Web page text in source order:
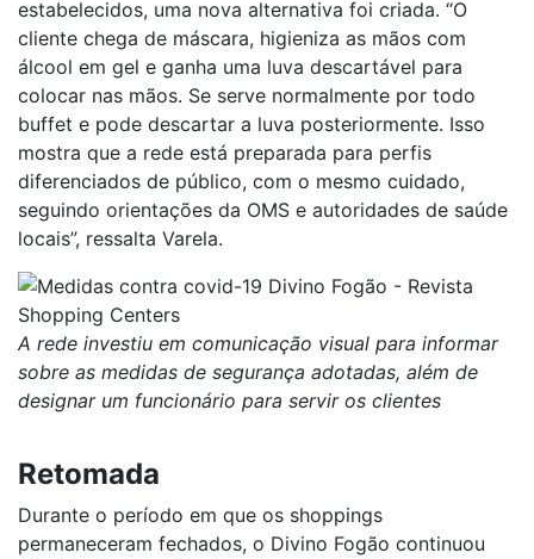
estabelecidos, uma nova alternativa foi criada. “O
cliente chega de máscara, higieniza as mãos com
álcool em gel e ganha uma luva descartável para
colocar nas mãos. Se serve normalmente por todo
buffet e pode descartar a luva posteriormente. Isso
mostra que a rede está preparada para perfis
diferenciados de público, com o mesmo cuidado,
seguindo orientações da OMS e autoridades de saúde
locais”, ressalta Varela.
A rede investiu em comunicação visual para informar
sobre as medidas de segurança adotadas, além de
designar um funcionário para servir os clientes
Retomada
Durante o período em que os shoppings
permaneceram fechados, o Divino Fogão continuou